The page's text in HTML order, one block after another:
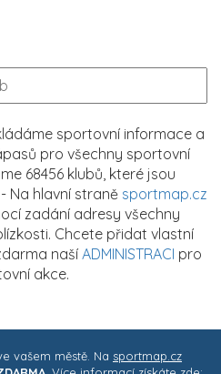
sportovní informace a
pro všechny sportovní
68456 klubů, které jsou
Na hlavní straně sportmap.cz
zadání adresy všechny
Chcete přidat vlastní
naší ADMINISTRACI pro
akce.
vašem městě. Na sportmap.cz